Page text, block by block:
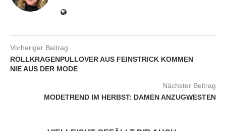
Vorheriger Beitrag
ROLLKRAGENPULLOVER AUS FEINSTRICK KOMMEN
NIE AUS DER MODE
Nächster Beitrag
MODETREND IM HERBST: DAMEN ANZUGWESTEN